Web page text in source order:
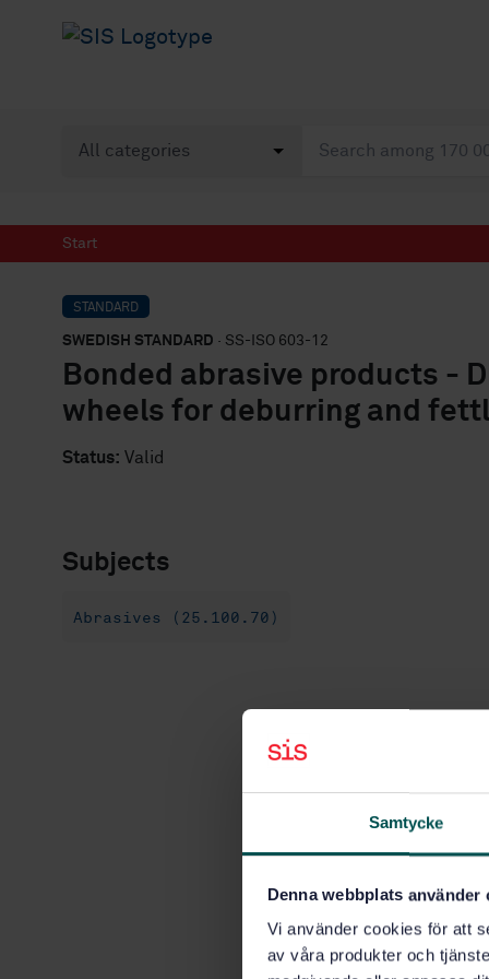
Samtycke
Denna webbplats använder
Vi använder cookies för att
av våra produkter och
Start
STANDARD
SWEDISH STANDARD · SS-ISO 603-12
Bonded abrasive products -
wheels for deburring and
Status: Valid
Subjects
Abrasives (25.100.70)